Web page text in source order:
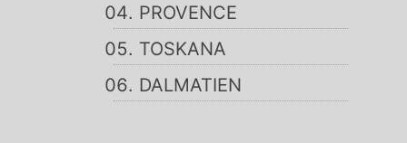
PROVENCE
TOSKANA
DALMATIEN